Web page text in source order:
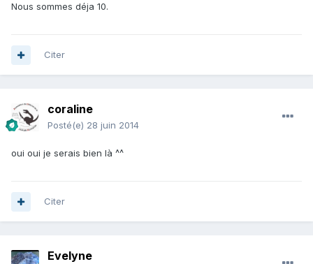
Nous sommes déja 10.
Citer
coraline
Posté(e) 28 juin 2014
oui oui je serais bien là ^^
Citer
Evelyne